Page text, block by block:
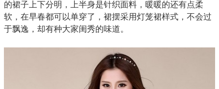
的裙子上下分明，上半身是针织面料，暖暖的还有点柔
软，在早春都可以单穿了，裙摆采用灯笼裙样式，不会过
于飘逸，却有种大家闺秀的味道。